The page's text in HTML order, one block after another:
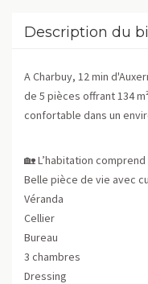
Description du
A Charbuy, 12 min
de 5 pièces offrant 134
confortable dans un
🏡 L’habitation comprend
Belle pièce de vie avec
Véranda
Cellier
Bureau
3 chambres
Dressing